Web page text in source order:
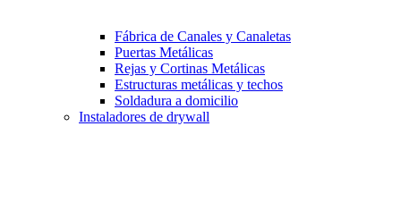
Fábrica de Canales y Canaletas
Puertas Metálicas
Rejas y Cortinas Metálicas
Estructuras metálicas y techos
Soldadura a domicilio
Instaladores de drywall